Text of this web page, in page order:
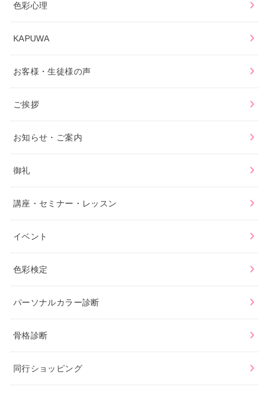
色彩心理
KAPUWA
お客様・生徒様の声
ご挨拶
お知らせ・ご案内
御礼
講座・セミナー・レッスン
イベント
色彩検定
パーソナルカラー診断
骨格診断
同行ショッピング